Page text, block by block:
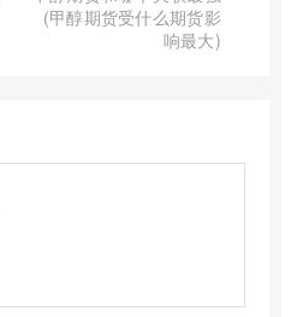
(甲醇期货受什么期货影
响最大)